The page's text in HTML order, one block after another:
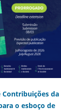
Contribuições da
o esboço de